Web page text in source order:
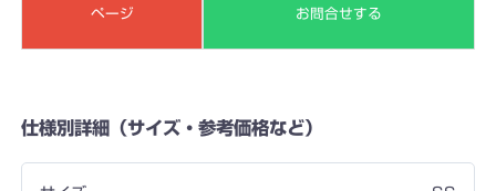
ページ
お問合せする
仕様別詳細（サイズ・参考価格など）